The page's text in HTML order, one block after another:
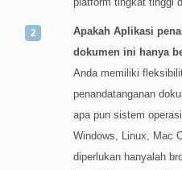
Apakah Aplikasi
dokumen ini hanya
Anda memiliki
penandatanganan
apa pun sistem
Windows, Linux, Mac
diperlukan hanyalah